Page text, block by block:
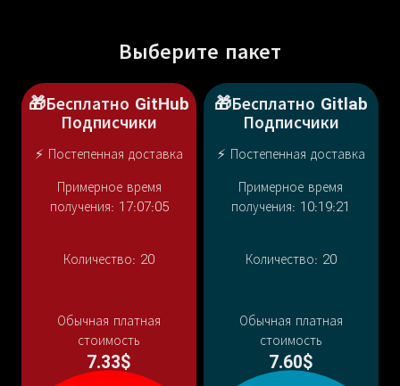
Выберите пакет
🎁Бесплатно GitHub
Подписчики
⚡ Постепенная доставка
Примерное время
получения: 17:07:05
Количество: 20
Обычная платная
стоимость
7.33$
🎁Бесплатно Gitlab
Подписчики
⚡ Постепенная доставка
Примерное время
получения: 10:19:21
Количество: 20
Обычная платная
стоимость
7.60$